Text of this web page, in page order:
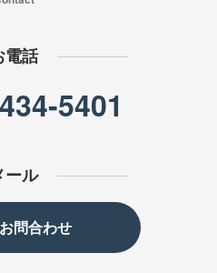
電話
5401
ール
お問合わせ